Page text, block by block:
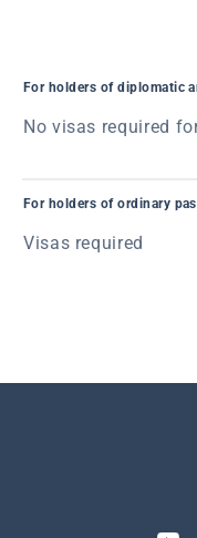
For holders of diplomatic
No visas required
For holders of ordinary
Visas required